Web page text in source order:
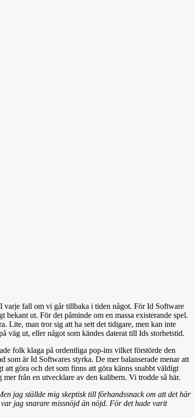
varje fall om vi går tillbaka i tiden något. För Id Software
ut. För det påminde om en massa existerande spel.
Lite, man tror sig att ha sett det tidigare, men kan inte
väg ut, eller något som kändes daterat till Ids storhetstid.
folk klaga på ordentliga pop-ins vilket förstörde den
som är Id Softwares styrka. De mer balanserade menar att
göra och det som finns att göra känns snabbt väldigt
från en utvecklare av den kalibern. Vi trodde så här.
jag ställde mig skeptisk till förhandssnack om att det här
jag snarare missnöjd än nöjd. För det hade varit